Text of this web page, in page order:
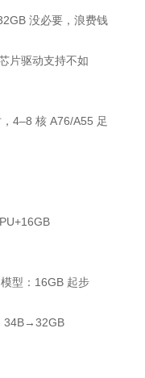
没必要，浪费钱
片驱动支持不如
4–8 核 A76/A55 足
型：16GB 起步
34B→32GB